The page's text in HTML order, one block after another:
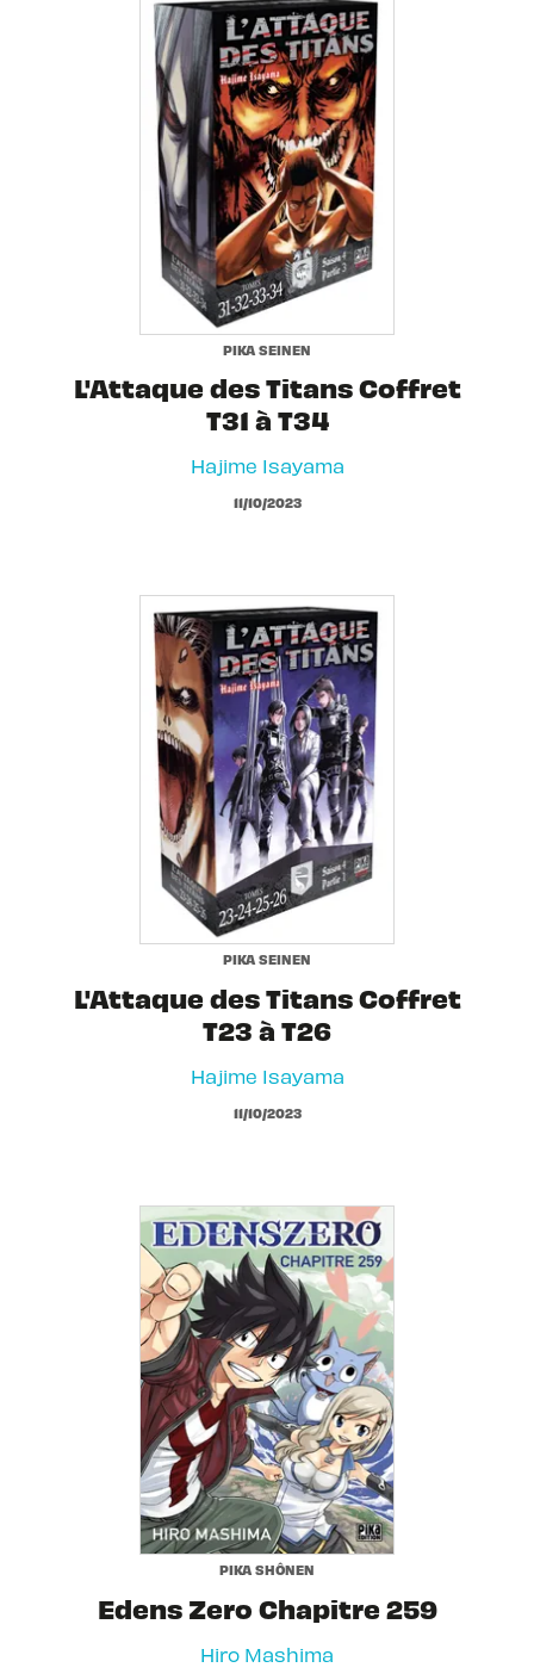
PIKA SEINEN
L'Attaque des Titans Coffret
T31 à T34
Hajime Isayama
11/10/2023
PIKA SEINEN
L'Attaque des Titans Coffret
T23 à T26
Hajime Isayama
11/10/2023
PIKA SHÔNEN
Edens Zero Chapitre 259
Hiro Mashima